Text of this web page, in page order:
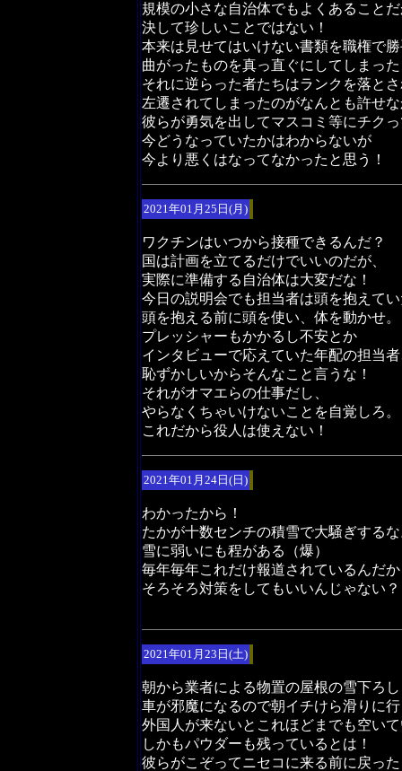
規模の小さな自治体でもよくあること
決して珍しいことではない！
本来は見せてはいけない書類を職権で
曲がったものを真っ直ぐにしてしまっ
それに逆らった者たちはランクを落と
左遷されてしまったのがなんとも許せ
彼らが勇気を出してマスコミ等にチク
今どうなっていたかはわからないが
今より悪くはなってなかったと思う！
2021年01月25日(月)
ワクチンはいつから接種できるんだ？
国は計画を立てるだけでいいのだが、
実際に準備する自治体は大変だな！
今日の説明会でも担当者は頭を抱えて
頭を抱える前に頭を使い、体を動かせ。
プレッシャーもかかるし不安とか
インタビューで応えていた年配の担当
恥ずかしいからそんなこと言うな！
それがオマエらの仕事だし、
やらなくちゃいけないことを自覚しろ。
これだから役人は使えない！
2021年01月24日(日)
わかったから！
たかが十数センチの積雪で大騒ぎする
雪に弱いにも程がある（爆）
毎年毎年これだけ報道されているんだ
そろそろ対策をしてもいいんじゃない
2021年01月23日(土)
朝から業者による物置の屋根の雪下ろ
車が邪魔になるので朝イチけら滑りに
外国人が来ないとこれほどまでも空い
しかもパウダーも残っているとは！
彼らがこぞってニセコに来る前に戻っ